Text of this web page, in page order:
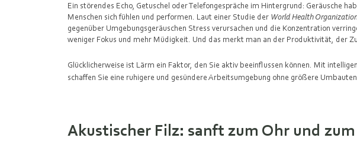
Ein störendes Echo, Getuschel oder Telefongespräche im Hintergrund: Geräusche
Menschen sich fühlen und performen. Laut einer Studie der World Health
gegenüber Umgebungsgeräuschen Stress verursachen und die Konzentration
weniger Fokus und mehr Müdigkeit. Und das merkt man an der Produktivität, der
Glücklicherweise ist Lärm ein Faktor, den Sie aktiv beeinflussen können. Mit
schaffen Sie eine ruhigere und gesündere Arbeitsumgebung ohne größere Umbauten.
Akustischer Filz: sanft zum Ohr und